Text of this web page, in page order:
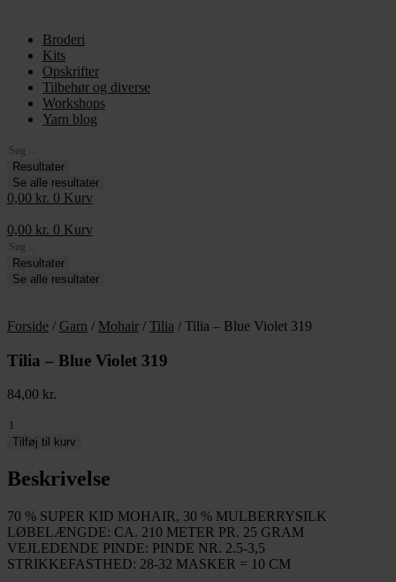
Broderi
Kits
Opskrifter
Tilbehør og diverse
Workshops
Yarn blog
Search
...Resultater
Se alle resultater
0,00 kr. 0 Kurv
0,00 kr. 0 Kurv
Search
...Resultater
Se alle resultater
Forside / Garn / Mohair / Tilia / Tilia – Blue Violet 319
Tilia – Blue Violet 319
84,00 kr.
Tilia
Violet
319
Tilføj til kurv
Beskrivelse
70 % SUPER KID MOHAIR, 30 % MULBERRYSILK
LØBELÆNGDE: CA. 210 METER PR. 25 GRAM
VEJLEDENDE PINDE: PINDE NR. 2.5-3,5
STRIKKEFASTHED: 28-32 MASKER = 10 CM